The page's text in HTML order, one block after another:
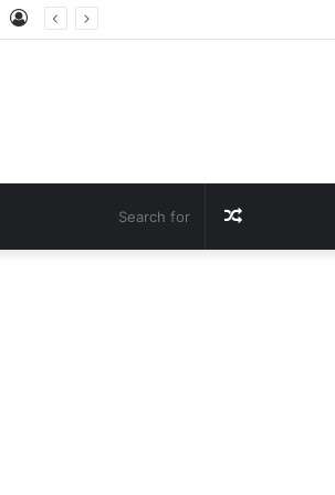
Random